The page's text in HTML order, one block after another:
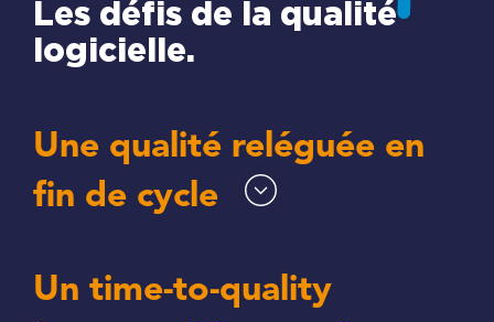
Les défis de la qualité
logicielle.
Une qualité reléguée en
fin de cycle
Un time-to-quality